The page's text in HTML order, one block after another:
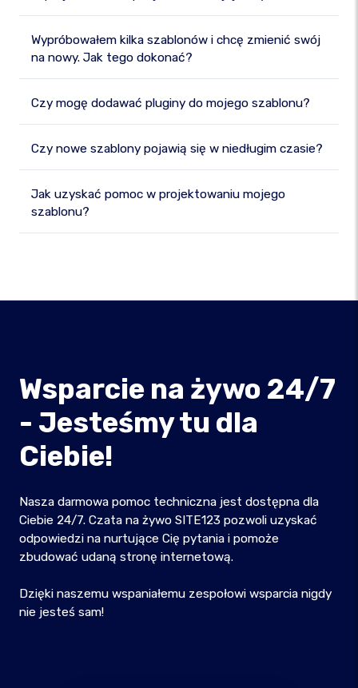
Wypróbowałem kilka szablonów i chcę zmienić swój
na nowy. Jak tego dokonać?
Czy mogę dodawać pluginy do mojego szablonu?
Czy nowe szablony pojawią się w niedługim czasie?
Jak uzyskać pomoc w projektowaniu mojego
szablonu?
Wsparcie na żywo 24/7
- Jesteśmy tu dla
Ciebie!
Nasza darmowa pomoc techniczna jest dostępna dla
Ciebie 24/7. Czata na żywo SITE123 pozwoli uzyskać
odpowiedzi na nurtujące Cię pytania i pomoże
zbudować udaną stronę internetową.
Dzięki naszemu wspaniałemu zespołowi wsparcia nigdy
nie jesteś sam!